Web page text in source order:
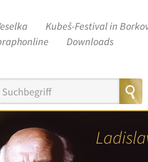
Kubeš-Festival in
Downloads